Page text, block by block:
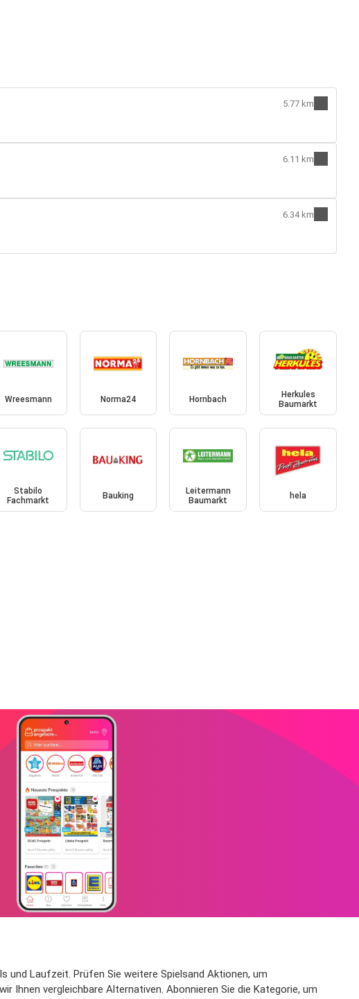
5.77 km
6.11 km
6.34 km
Wreesmann Norma24 Hornbach
Herkules
Baumarkt
Stabilo
Fachmarkt
Bauking
Leitermann
Baumarkt
hela
und Laufzeit. Prüfen Sie weitere Spielsand Aktionen, um
Ihnen vergleichbare Alternativen. Abonnieren Sie die Kategorie, um